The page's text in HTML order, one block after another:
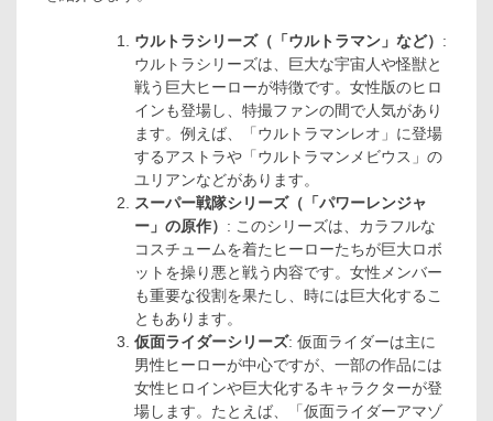
ウルトラシリーズ（「ウルトラマン」など） :
ウルトラシリーズは、巨大な宇宙人や怪獣と
戦う巨大ヒーローが特徴です。女性版のヒロ
インも登場し、特撮ファンの間で人気があり
ます。例えば、「ウルトラマンレオ」に登場
するアストラや「ウルトラマンメビウス」の
ユリアンなどがあります。
スーパー戦隊シリーズ（「パワーレンジャ
ー」の原作） : このシリーズは、カラフルな
コスチュームを着たヒーローたちが巨大ロボ
ットを操り悪と戦う内容です。女性メンバー
も重要な役割を果たし、時には巨大化するこ
ともあります。
仮面ライダーシリーズ: 仮面ライダーは主に
男性ヒーローが中心ですが、一部の作品には
女性ヒロインや巨大化するキャラクターが登
場します。たとえば、「仮面ライダーアマゾ